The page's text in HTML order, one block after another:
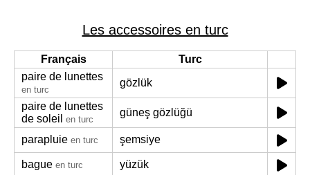
Les accessoires en turc
Français
Turc
paire de lunettes
en turc
gözlük
paire de lunettes
de soleil en turc
güneş gözlüğü
parapluie en turc şemsiye
bague en turc
yüzük